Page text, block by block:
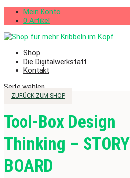
Mein Konto
0 Artikel
Shop
Die Digitalwerkstatt
Kontakt
Seite wählen
ZURÜCK ZUM SHOP
Tool-Box Design
Thinking – STORY
BOARD